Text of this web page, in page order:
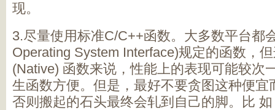
现。
3.尽量使用标准C/C++函数。大多数平台都
Operating System Interface)规定的函数，
(Native) 函数来说，性能上的表现可能较次
生函数方便。但是，最好不要贪图这种便宜
否则搬起的石头最终会轧到自己的脚。比